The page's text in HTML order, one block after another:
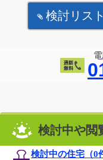
検討リス
検討中や閲
検討中の住宅（0